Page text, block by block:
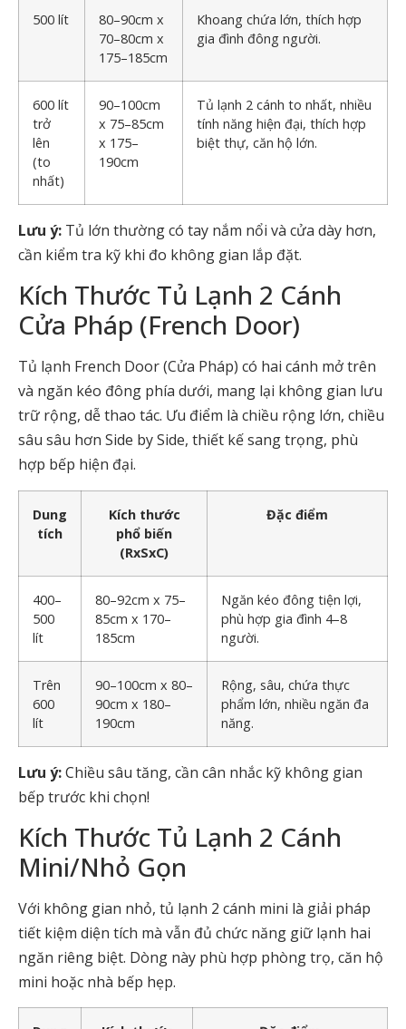
500 lít
80–90cm x
70–80cm x
175–185cm
Khoang chứa lớn, thích hợp
gia đình đông người.
600 lít
trở
lên
(to
nhất)
90–100cm
x 75–85cm
x 175–
190cm
Tủ lạnh 2 cánh to nhất, nhiều
tính năng hiện đại, thích hợp
biệt thự, căn hộ lớn.
Lưu ý: Tủ lớn thường có tay nắm nổi và cửa dày hơn,
cần kiểm tra kỹ khi đo không gian lắp đặt.
Kích Thước Tủ Lạnh 2 Cánh
Cửa Pháp (French Door)
Tủ lạnh French Door (Cửa Pháp) có hai cánh mở trên
và ngăn kéo đông phía dưới, mang lại không gian lưu
trữ rộng, dễ thao tác. Ưu điểm là chiều rộng lớn, chiều
sâu sâu hơn Side by Side, thiết kế sang trọng, phù
hợp bếp hiện đại.
Dung
tích
Kích thước
phổ biến
(RxSxC)
Đặc điểm
400–
500
lít
80–92cm x 75–
85cm x 170–
185cm
Ngăn kéo đông tiện lợi,
phù hợp gia đình 4–8
người.
Trên
600
lít
90–100cm x 80–
90cm x 180–
190cm
Rộng, sâu, chứa thực
phẩm lớn, nhiều ngăn đa
năng.
Lưu ý:Chiều sâu tăng, cần cân nhắc kỹ không gian
bếp trước khi chọn!
Kích Thước Tủ Lạnh 2 Cánh
Mini/Nhỏ Gọn
Với không gian nhỏ, tủ lạnh 2 cánh mini là giải pháp
tiết kiệm diện tích mà vẫn đủ chức năng giữ lạnh hai
ngăn riêng biệt. Dòng này phù hợp phòng trọ, căn hộ
mini hoặc nhà bếp hẹp.